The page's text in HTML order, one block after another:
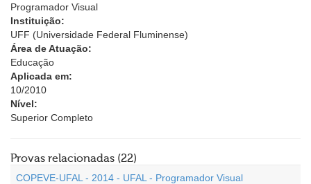
Programador Visual
Instituição:
UFF (Universidade Federal Fluminense)
Área de Atuação:
Educação
Aplicada em:
10/2010
Nível:
Superior Completo
Provas relacionadas (22)
COPEVE-UFAL - 2014 - UFAL - Programador Visual